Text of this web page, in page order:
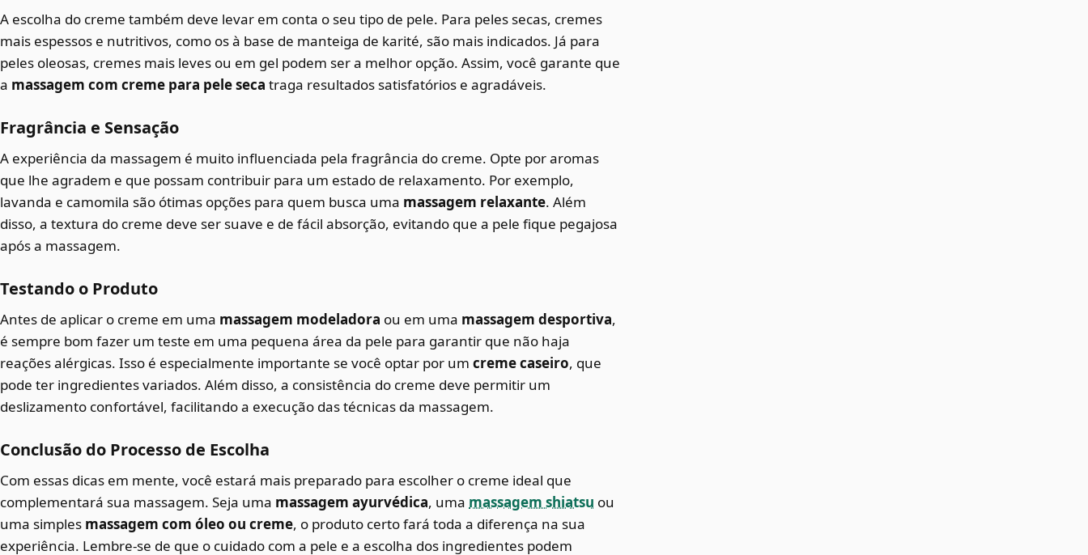
A escolha do creme também deve levar em conta o seu tipo de pele. Para peles secas, cremes
mais espessos e nutritivos, como os à base de manteiga de karité, são mais indicados. Já para
peles oleosas, cremes mais leves ou em gel podem ser a melhor opção. Assim, você garante que
a massagem com creme para pele seca traga resultados satisfatórios e agradáveis.
Fragrância e Sensação
A experiência da massagem é muito influenciada pela fragrância do creme. Opte por aromas
que lhe agradem e que possam contribuir para um estado de relaxamento. Por exemplo,
lavanda e camomila são ótimas opções para quem busca uma massagem relaxante. Além
disso, a textura do creme deve ser suave e de fácil absorção, evitando que a pele fique pegajosa
após a massagem.
Testando o Produto
Antes de aplicar o creme em uma massagem modeladora ou em uma massagem desportiva,
é sempre bom fazer um teste em uma pequena área da pele para garantir que não haja
reações alérgicas. Isso é especialmente importante se você optar por um creme caseiro, que
pode ter ingredientes variados. Além disso, a consistência do creme deve permitir um
deslizamento confortável, facilitando a execução das técnicas da massagem.
Conclusão do Processo de Escolha
Com essas dicas em mente, você estará mais preparado para escolher o creme ideal que
complementará sua massagem. Seja uma massagem ayurvédica, uma massagem shiatsu ou
uma simples massagem com óleo ou creme, o produto certo fará toda a diferença na sua
experiência. Lembre-se de que o cuidado com a pele e a escolha dos ingredientes podem